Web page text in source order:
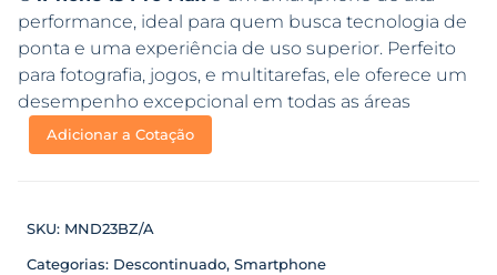
performance, ideal para quem busca tecnologia de
ponta e uma experiência de uso superior. Perfeito
para fotografia, jogos, e multitarefas, ele oferece um
desempenho excepcional em todas as áreas
Adicionar a Cotação
SKU: MND23BZ/A
Categorias: Descontinuado, Smartphone